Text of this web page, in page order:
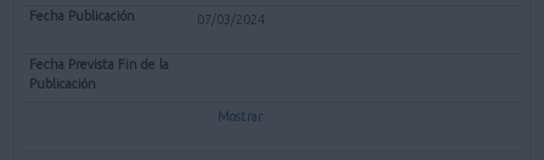
07/03/2024
Mostrar